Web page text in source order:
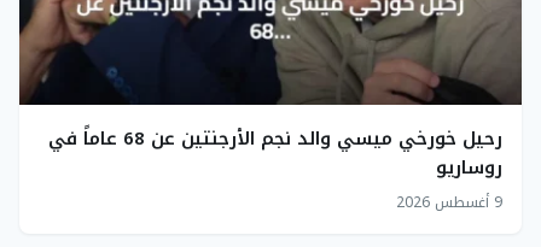
رحيل خورخي ميسي والد نجم الأرجنتين عن 68 عاماً في
روساريو
9 أغسطس 2026